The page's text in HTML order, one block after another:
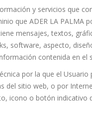
y servicios que
que ADER LA PALMA
mensajes, textos,
software, aspecto,
contenida en el
por la que el
del sitio web, o por
icono o botón indicativo